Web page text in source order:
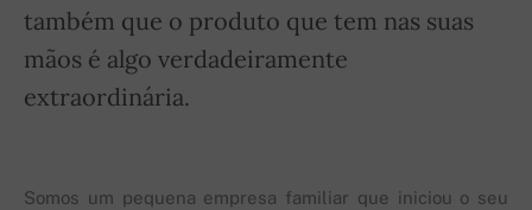
também que o produto que tem nas suas
mãos é algo verdadeiramente
extraordinária.
Somos um pequena empresa familiar que iniciou o seu